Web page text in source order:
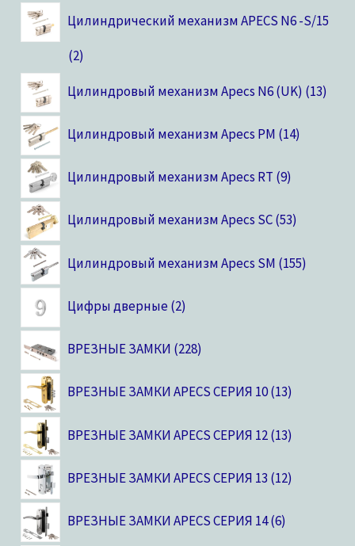
Цилиндрический механизм APECS N6 -S/15
2
Цилиндровый механизм Apecs N6 (UK) 13
Цилиндровый механизм Apecs PM 14
Цилиндровый механизм Apecs RT 9
Цилиндровый механизм Apecs SC 53
Цилиндровый механизм Apecs SM 155
Цифры дверные 2
ВРЕЗНЫЕ ЗАМКИ 228
ВРЕЗНЫЕ ЗАМКИ APECS СЕРИЯ 10 13
ВРЕЗНЫЕ ЗАМКИ APECS СЕРИЯ 12 13
ВРЕЗНЫЕ ЗАМКИ APECS СЕРИЯ 13 12
ВРЕЗНЫЕ ЗАМКИ APECS СЕРИЯ 14 6